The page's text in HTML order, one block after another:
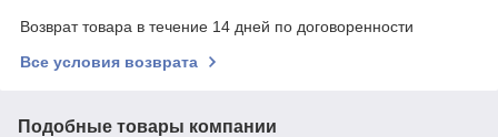
Возврат товара в течение 14 дней по договоренности
Все условия возврата
Подобные товары компании